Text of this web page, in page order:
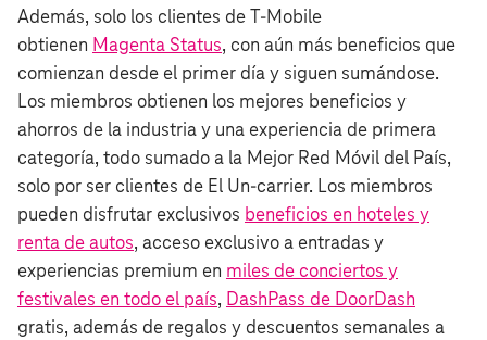
Además, solo los clientes de T‑Mobile
obtienen Magenta Status, con aún más beneficios que
comienzan desde el primer día y siguen sumándose.
Los miembros obtienen los mejores beneficios y
ahorros de la industria y una experiencia de primera
categoría, todo sumado a la Mejor Red Móvil del País,
solo por ser clientes de El Un-carrier. Los miembros
pueden disfrutar exclusivos beneficios en hoteles y
renta de autos, acceso exclusivo a entradas y
experiencias premium en miles de conciertos y
festivales en todo el país, DashPass de DoorDash
gratis, además de regalos y descuentos semanales a